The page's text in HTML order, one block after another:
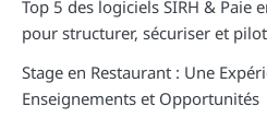
Top 5 des logiciels SIRH & Paie
pour structurer, sécuriser et
Stage en Restaurant : Une
Enseignements et Opportunités